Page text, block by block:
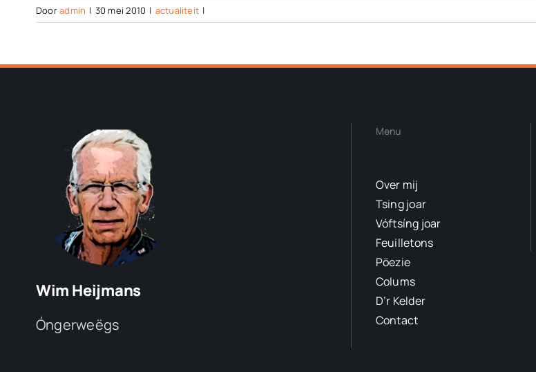
Dooradmin | 30 mei 2010 | actualiteit |
Wim Heijmans
Óngerweëgs
Menu
Over mij
Tsing joar
Vóftsíng joar
Feuilletons
Pöezie
Colums
D’r Kelder
Contact